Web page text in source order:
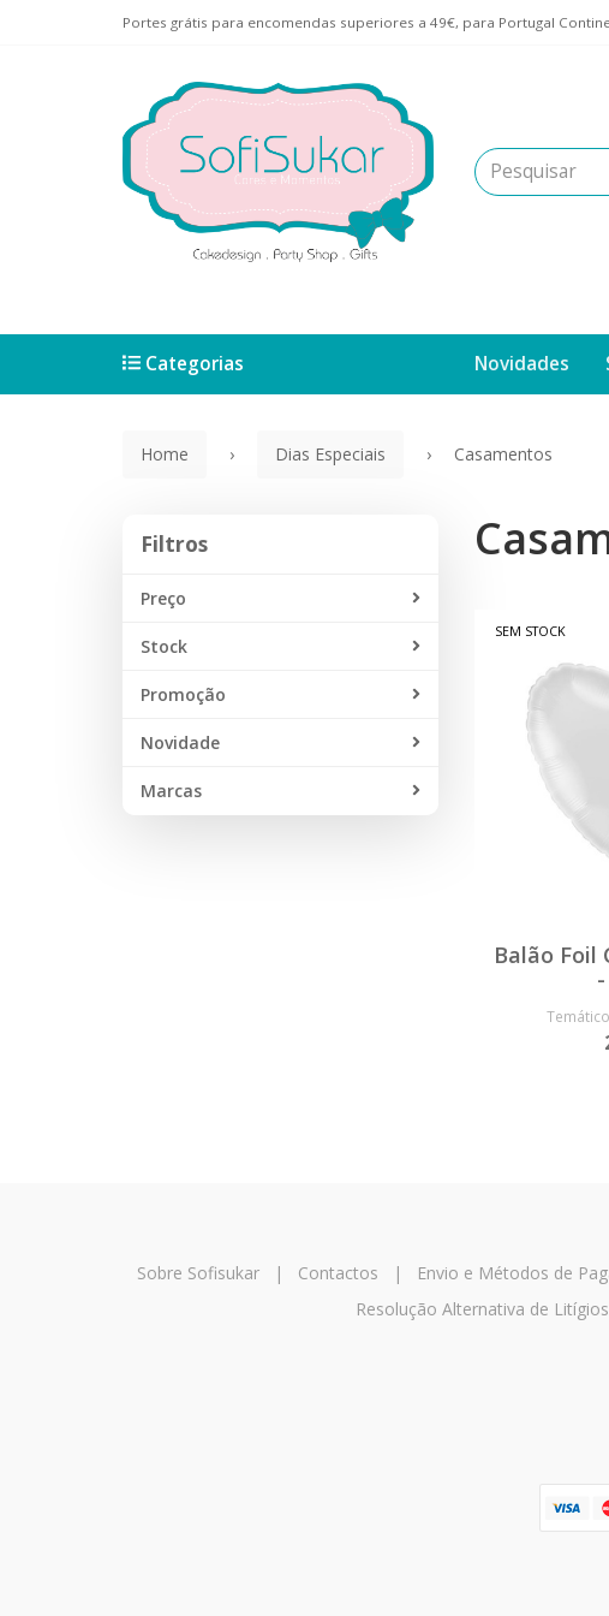
Portes grátis para encomendas superiores a 49€, para Portugal
Novidades
Categorias
Home Dias Especiais Casamentos
Filtros
Preço
Stock
Promoção
Novidade
Marcas
SEM STOCK
Balão Foil
Sobre Sofisukar| Contactos | Envio e Métodos de
Resolução Alternativa de